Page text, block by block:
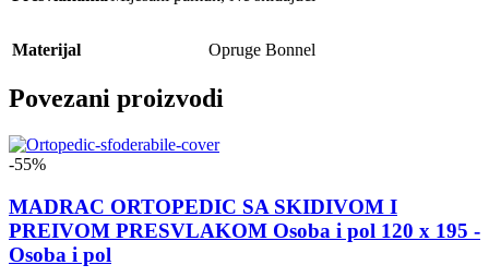
Materijal Opruge Bonnel
Povezani proizvodi
-55%
MADRAC ORTOPEDIC SA SKIDIVOM I
PREIVOM PRESVLAKOM Osoba i pol 120 x 195 -
Osoba i pol